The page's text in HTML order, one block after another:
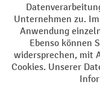
Barrierefreiheit
Alle Preise exkl.
Nachnahmegebühren,
¹ Der Rabatt gilt so